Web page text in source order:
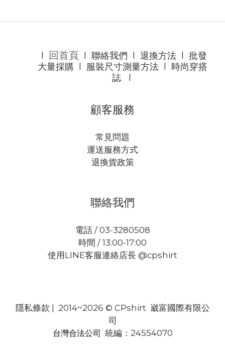
回首頁 聯絡我們 退換方法l 批發
大量採購
服裝尺寸測量方法
時尚穿搭
誌l
顧客服務
常見問題
運送服務方式
退換貨政策
聯絡我們
電話 / 03-3280508
時間 / 13:00-17:00
使用LINE客服連絡店長 @cpshirt
隱私條款 | 2014~2026 © CPshirt 崴富國際有限公
司
台灣合法公司 統編：24554070